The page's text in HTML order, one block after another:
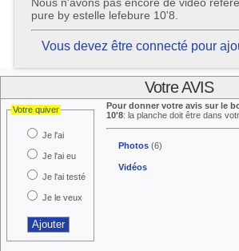
pure by estelle lefebure 10'8.
Vous devez être connecté pour
Votre AVIS
Votre quiver
Je l'ai
Je l'ai eu
Je l'ai testé
Je le veux
Pour donner votre avis sur le
10'8: la planche doit être dans
Photos (6)
Vidéos